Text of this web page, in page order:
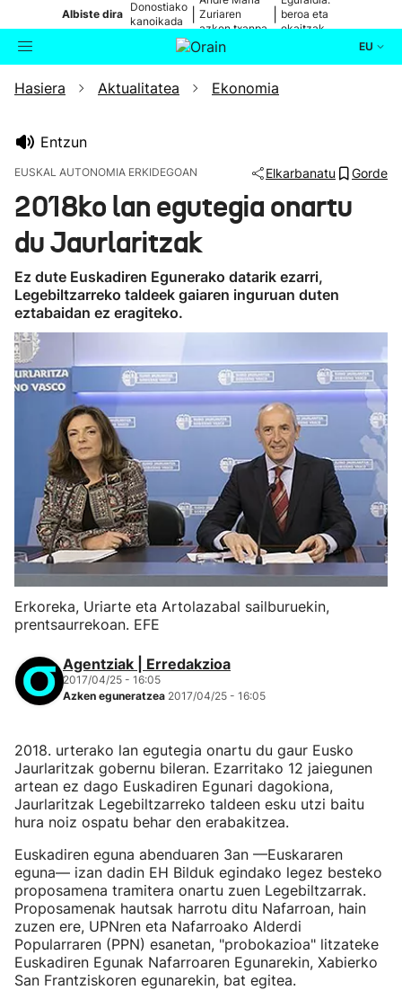
Albiste dira
Donostiako
kanoikada
Zuriaren
azken txanpa
beroa eta
ekaitzak
EU
Bilatzailea Aktualitatea
Ikusmiran
Eguraldia
Hasiera Aktualitatea Ekonomia
Entzun
EUSKAL AUTONOMIA ERKIDEGOAN Elkarbanatu Gorde
2018ko lan egutegia onartu
du Jaurlaritzak
Ez dute Euskadiren Egunerako datarik ezarri,
Legebiltzarreko taldeek gaiaren inguruan duten
eztabaidan ez eragiteko.
Erkoreka, Uriarte eta Artolazabal sailburuekin,
prentsaurrekoan. EFE
Agentziak | Erredakzioa
2017/04/25 - 16:05
Azken eguneratzea 2017/04/25 - 16:05
2018. urterako lan egutegia onartu du gaur Eusko
Jaurlaritzak gobernu bileran. Ezarritako 12 jaiegunen
artean ez dago Euskadiren Egunari dagokiona,
Jaurlaritzak Legebiltzarreko taldeen esku utzi baitu
hura noiz ospatu behar den erabakitzea.
Euskadiren eguna abenduaren 3an —Euskararen
eguna— izan dadin EH Bilduk egindako legez besteko
proposamena tramitera onartu zuen Legebiltzarrak.
Proposamenak hautsak harrotu ditu Nafarroan, hain
zuzen ere, UPNren eta Nafarroako Alderdi
Popularraren (PPN) esanetan, "probokazioa" litzateke
Euskadiren Egunak Nafarroaren Egunarekin, Xabierko
San Frantziskoren egunarekin, bat egitea.